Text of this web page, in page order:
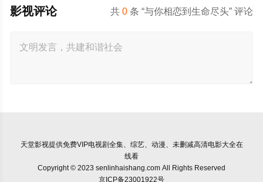
共0 条 “与你相恋到生命尽头” 评论
影视评论
天堂影视提供免费VIP电视剧全集、综艺、动漫、未删减高清电影大全在
线看
Copyright © 2023 senlinhaishang.com All Rights Reserved
京ICP备23001922号